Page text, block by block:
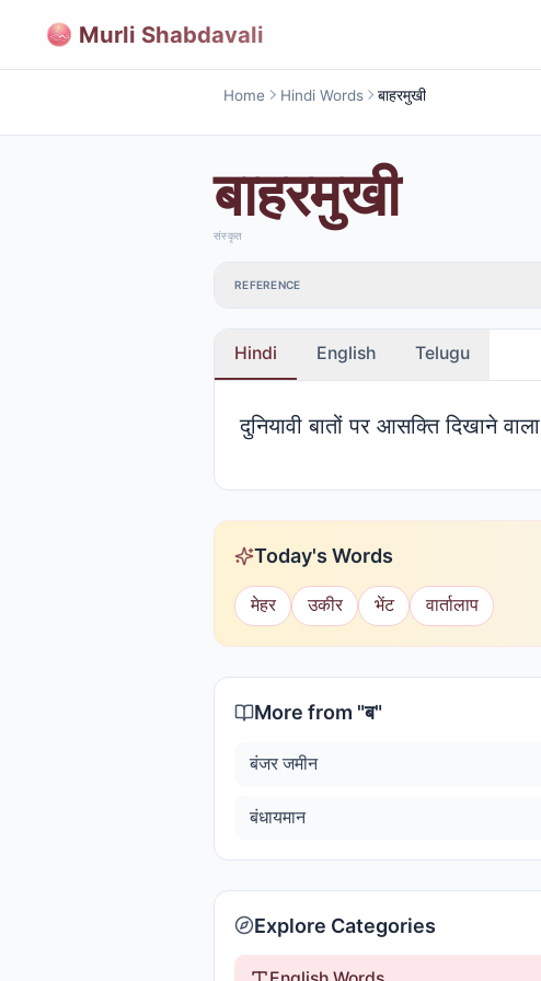
Murli Shabdavali
Home Hindi Words बाहरमुखी
बाहरमुखी
संस्कृत
REFERENCE
Hindi English Telugu
दुनियावी बातों पर आसक्ति दिखाने वाला
Today's Words
मेहर उकीर भेंट वार्तालाप
More from "ब"
बंजर जमीन
बंधायमान
Explore Categories